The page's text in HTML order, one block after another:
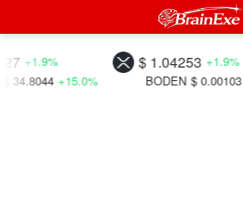
$ 1.04253 +1.9%
$ 0.00103 +20.5%
+15.0%